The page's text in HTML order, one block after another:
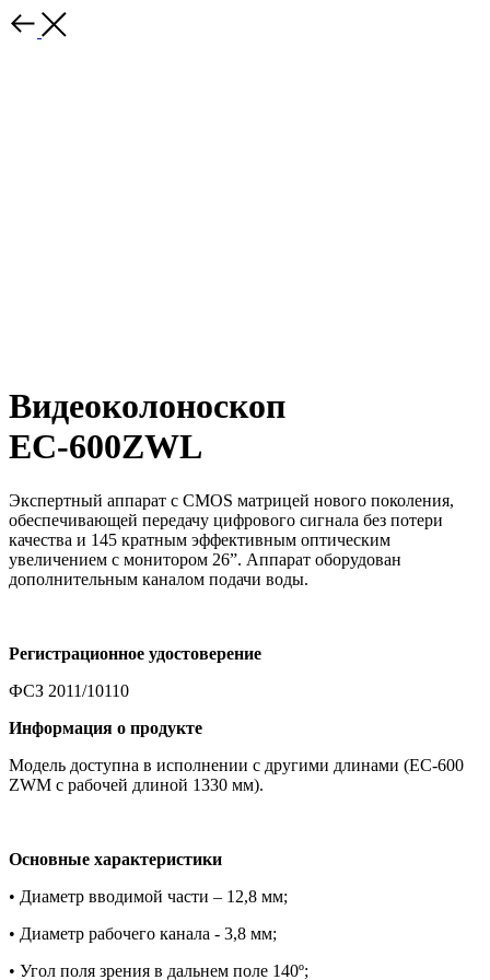
Видеоколоноскоп
EС-600ZWL
Экспертный аппарат с CMOS матрицей нового поколения,
обеспечивающей передачу цифрового сигнала без потери
качества и 145 кратным эффективным оптическим
увеличением с монитором 26”. Аппарат оборудован
дополнительным каналом подачи воды.
Регистрационное удостоверение
ФСЗ 2011/10110
Информация о продукте
Модель доступна в исполнении с другими длинами (EC-600
ZWM с рабочей длиной 1330 мм).
Основные характеристики
• Диаметр вводимой части – 12,8 мм;
• Диаметр рабочего канала - 3,8 мм;
• Угол поля зрения в дальнем поле 140º;